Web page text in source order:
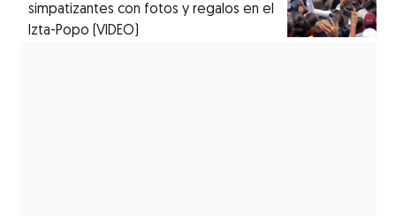
simpatizantes con fotos y regalos en el
Izta-Popo (VIDEO)